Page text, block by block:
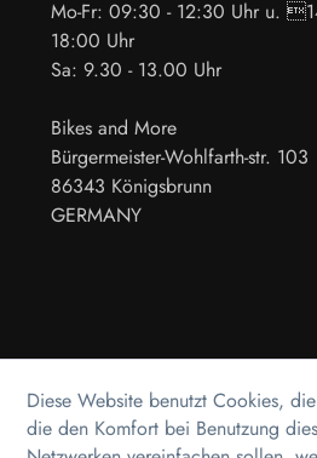
Mo-Fr: 09:30 - 12:30 Uhr u.
18:00 Uhr
Sa: 9.30 - 13.00 Uhr
Bikes and More
Bürgermeister-Wohlfarth-str. 103
86343 Königsbrunn
GERMANY
Diese Website benutzt Cookies,
die den Komfort bei Benutzung